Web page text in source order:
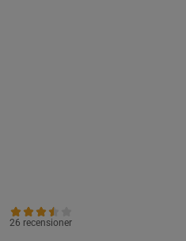
26 recensioner